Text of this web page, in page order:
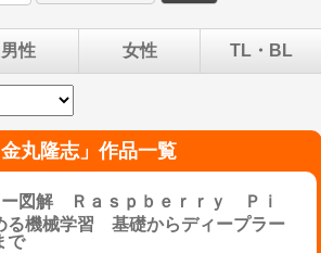
男性 女性 TL・BL
金丸隆志」作品一覧
ー図解 Ｒａｓｐｂｅｒｒｙ Ｐｉ
る機械学習 基礎からディープラー
で